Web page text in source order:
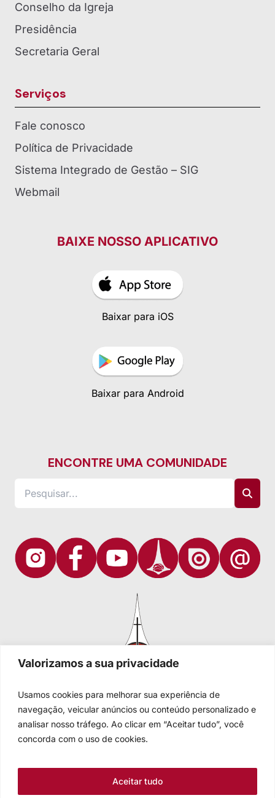
Valorizamos a sua privacidade
Usamos cookies para melhorar sua experiência de
navegação, veicular anúncios ou conteúdo personalizado e
analisar nosso tráfego. Ao clicar em “Aceitar tudo”, você
concorda com o uso de cookies.
Aceitar tudo
Conselho da Igreja
Presidência
Secretaria Geral
Serviços
Fale conosco
Política de Privacidade
Sistema Integrado de Gestão – SIG
Webmail
BAIXE NOSSO APLICATIVO
Baixar para iOS
Baixar para Android
ENCONTRE UMA COMUNIDADE
Igreja Evangélica de Confissão Luterana no Brasil
Sede nacional: Rua Senhor dos Passos, 202/4º andar Centro -